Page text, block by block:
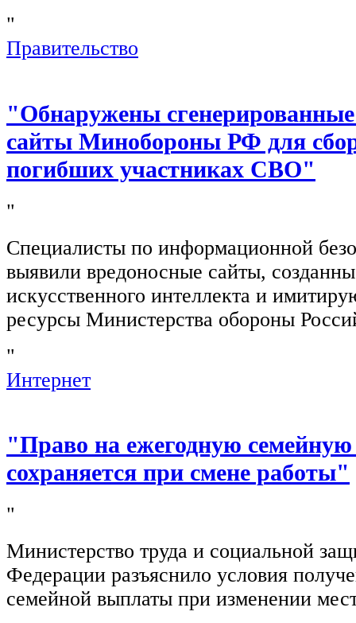
"
Правительство
"Обнаружены
сайты Минобороны РФ для
погибших участниках СВО"
"
Специалисты по информационной
выявили вредоносные сайты,
искусственного интеллекта и
ресурсы Министерства обороны
"
Интернет
"Право на ежегодную
сохраняется при смене работы"
"
Министерство труда и социальной
Федерации разъяснило условия
семейной выплаты при изменении